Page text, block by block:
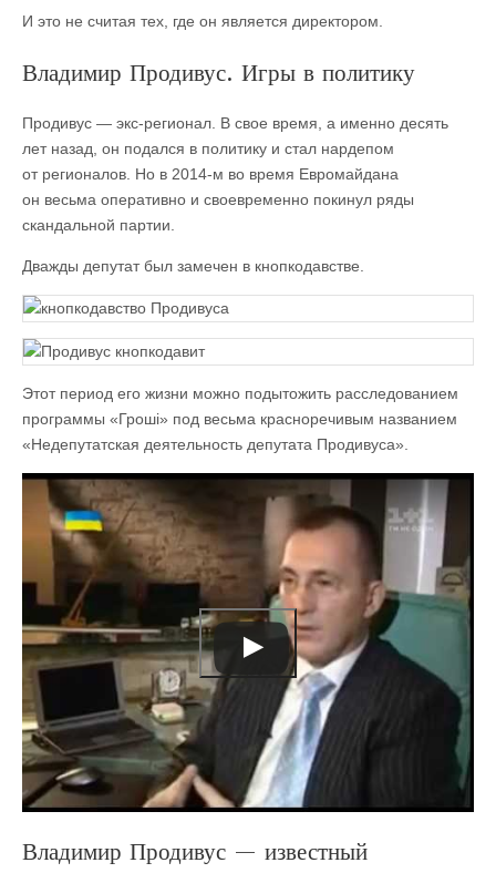
И это не считая тех, где он является директором.
Владимир Продивус. Игры в политику
Продивус — экс-регионал. В свое время, а именно десять
лет назад, он подался в политику и стал нардепом
от регионалов. Но в 2014-м во время Евромайдана
он весьма оперативно и своевременно покинул ряды
скандальной партии.
Дважды депутат был замечен в кнопкодавстве.
Этот период его жизни можно подытожить расследованием
программы «Гроші» под весьма красноречивым названием
«Недепутатская деятельность депутата Продивуса».
Владимир Продивус — известный